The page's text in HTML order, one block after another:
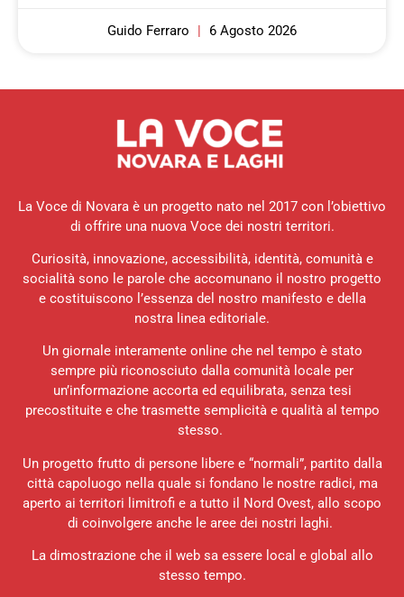
Guido Ferraro 6 Agosto 2026
La Voce di Novara è un progetto nato nel 2017 con l’obiettivo
di offrire una nuova Voce dei nostri territori.
Curiosità, innovazione, accessibilità, identità, comunità e
socialità sono le parole che accomunano il nostro progetto
e costituiscono l’essenza del nostro manifesto e della
nostra linea editoriale.
Un giornale interamente online che nel tempo è stato
sempre più riconosciuto dalla comunità locale per
un’informazione accorta ed equilibrata, senza tesi
precostituite e che trasmette semplicità e qualità al tempo
stesso.
Un progetto frutto di persone libere e “normali”, partito dalla
città capoluogo nella quale si fondano le nostre radici, ma
aperto ai territori limitrofi e a tutto il Nord Ovest, allo scopo
di coinvolgere anche le aree dei nostri laghi.
La dimostrazione che il web sa essere local e global allo
stesso tempo.